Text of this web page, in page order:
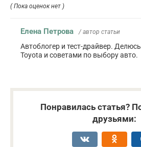
( Пока оценок нет )
Елена Петрова / автор статьи
Автоблогер и тест-драйвер.
Toyota и советами по выбору авто.
Понравилась статья?
друзьями: